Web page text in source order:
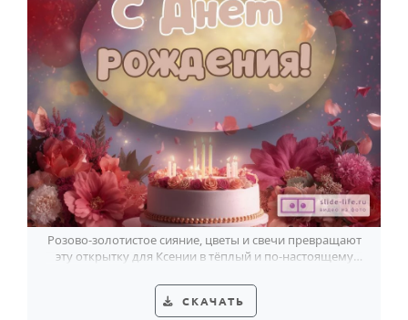
Розово-золотистое сияние, цветы и свечи превращают
эту открытку для Ксении в тёплый и по-настоящему
СКАЧАТЬ